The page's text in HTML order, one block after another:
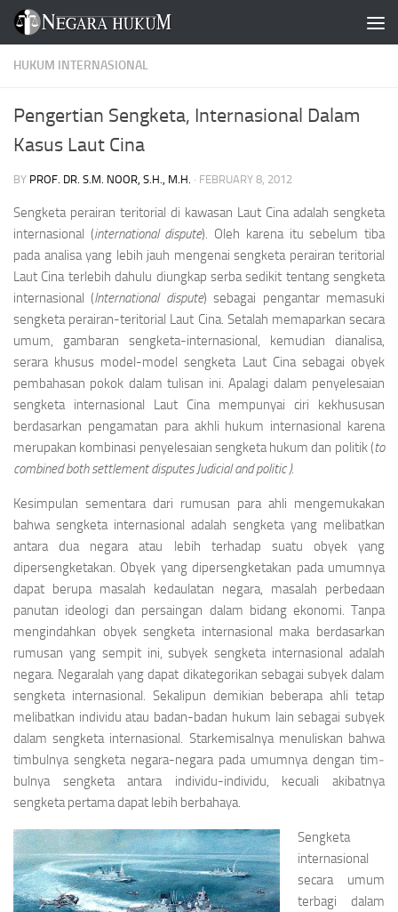
Skip to content
HUKUM INTERNASIONAL
Pengertian Sengketa, Internasional Dalam
Kasus Laut Cina
BY PROF. DR. S.M. NOOR, S.H., M.H. · FEBRUARY 8, 2012
Sengketa perairan teritorial di kawasan Laut Cina adalah sengketa
internasional (international dispute). Oleh karena itu sebelum tiba
pada analisa yang lebih jauh mengenai sengketa pera­iran teritorial
Laut Cina terlebih dahulu di­ungkap serba sedikit tentang sengketa
internasional (International dispute) sebagai pengantar memasuki
sengketa perairan-teritorial Laut Cina. Setalah memaparkan secara
umum, gambaran sengketa-internasional, kemudian dianalisa,
serara khusus model-model sengketa Laut Cina seba­gai obyek
pembahasan pokok dalam tulisan ini. Apalagi dalam penyelesaian
sengketa internasional Laut Cina mempunyai ciri kekhususan
berdasarkan pengamatan para akhli hukum internasional karena
merupakan kombinasi penyelesaian sengketa hukum dan politik (to
combined both settle­ment disputes Judicial and politic ).
Kesimpulan sementara dari rumusan para ahli mengemukakan
bahwa sengketa internasional a­dalah sengketa yang melibatkan
antara dua nega­ra atau lebih terhadap suatu obyek yang
dipersengketakan. Obyek yang dipersengketakan pada umumnya
dapat berupa masalah kedaulatan negara, masalah perbedaan
panutan ideologi dan persaingan dalam bidang ekonomi. Tanpa
mengindahkan obyek sengketa internasional maka berdasarkan
rumusan yang sempit ini, subyek sengketa internasional adalah
negara. Negaralah yang dapat dikategorikan sebagai subyek dalam
sengketa internasional. Sekalipun demikian beberapa ahli tetap
melibatkan individu atau badan-badan hukum lain sebagai subyek
dalam sengketa internasional. Starkemisalnya menuliskan bahwa
timbulnya sengketa negara-negara pada umumnya dengan tim­
bulnya sengketa antara individu-individu, kecuali akibatnya
sengketa pertama dapat lebih ber­bahaya.
Sengketa
internasional
secara umum
terbagi dalam